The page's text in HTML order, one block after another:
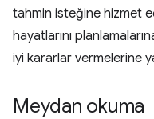
tahmin isteğine hizmet
hayatlarını
iyi kararlar vermelerine
Meydan okuma